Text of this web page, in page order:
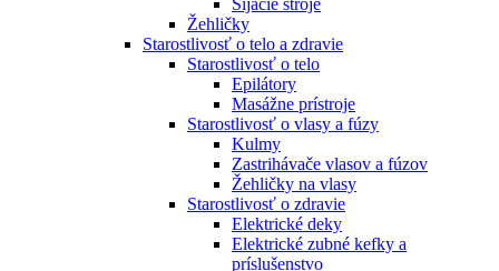
Šijacie stroje
Žehličky
Starostlivosť o telo a zdravie
Starostlivosť o telo
Epilátory
Masážne prístroje
Starostlivosť o vlasy a fúzy
Kulmy
Zastrihávače vlasov a fúzov
Žehličky na vlasy
Starostlivosť o zdravie
Elektrické deky
Elektrické zubné kefky a
príslušenstvo